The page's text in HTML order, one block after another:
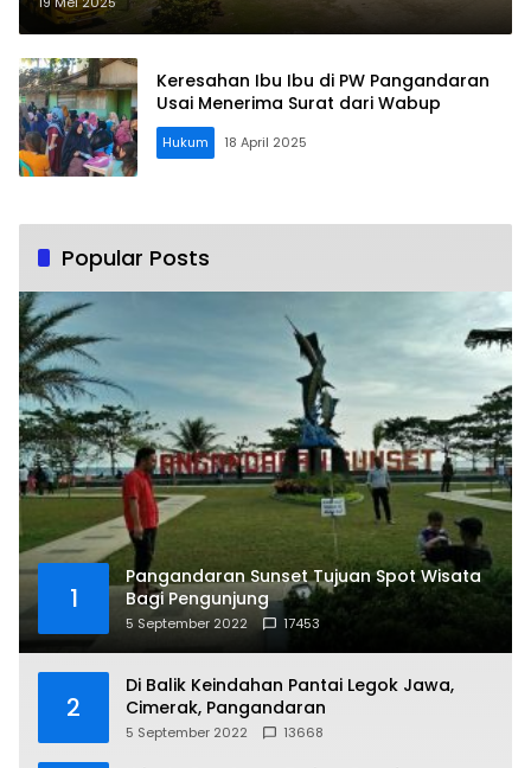
Keresahan Ibu Ibu di PW Pangandaran
Usai Menerima Surat dari Wabup
Hukum 18 April 2025
Popular Posts
1
Pangandaran Sunset Tujuan Spot Wisata
Bagi Pengunjung
5 September 2022 17453
2
Di Balik Keindahan Pantai Legok Jawa,
Cimerak, Pangandaran
5 September 2022 13668